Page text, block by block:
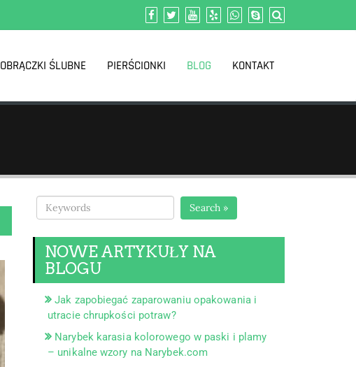
OBRĄCZKI ŚLUBNE PIERŚCIONKI BLOG KONTAKT
Search »
NOWE ARTYKUŁY NA
BLOGU
Jak zapobiegać zaparowaniu opakowania i
utracie chrupkości potraw?
Narybek karasia kolorowego w paski i plamy
– unikalne wzory na Narybek.com